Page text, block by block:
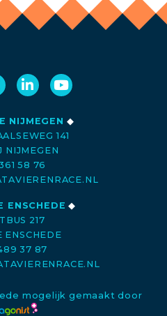
NIJMEGEN ◆
141
NIJMEGEN
58 76
ENSCHEDE ◆
217
ENSCHEDE
37 87
mogelijk gemaakt door